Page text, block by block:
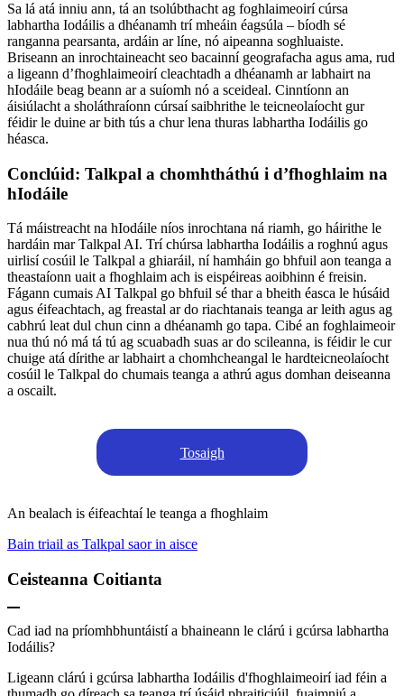
Sa lá atá inniu ann, tá an tsolúbthacht ag foghlaimeoirí cúrsa
labhartha Iodáilis a dhéanamh trí mheáin éagsúla – bíodh sé
ranganna pearsanta, ardáin ar líne, nó aipeanna soghluaiste.
Briseann an inrochtaineacht seo bacainní geografacha agus ama, rud
a ligeann d’fhoghlaimeoirí cleachtadh a dhéanamh ar labhairt na
hIodáile beag beann ar a suíomh nó a sceideal. Cinntíonn an
áisiúlacht a sholáthraíonn cúrsaí saibhrithe le teicneolaíocht gur
féidir le duine ar bith tús a chur lena thuras labhartha Iodáilis go
héasca.
Conclúid: Talkpal a chomhtháthú i d’fhoghlaim na
hIodáile
Tá máistreacht na hIodáile níos inrochtana ná riamh, go háirithe le
hardáin mar Talkpal AI. Trí chúrsa labhartha Iodáilis a roghnú agus
uirlisí cosúil le Talkpal a ghiaráil, ní hamháin go bhfuil aon teanga a
theastaíonn uait a fhoghlaim ach is eispéireas aoibhinn é freisin.
Fágann cumais AI Talkpal go bhfuil sé thar a bheith éasca le húsáid
agus éifeachtach, ag freastal ar do riachtanais teanga ar leith agus ag
cabhrú leat dul chun cinn a dhéanamh go tapa. Cibé an foghlaimeoir
nua thú nó má tá tú ag scuabadh suas ar do scileanna, is féidir le cur
chuige atá dírithe ar labhairt a chomhcheangal le hardteicneolaíocht
cosúil le Talkpal do chumais teanga a athrú agus domhan deiseanna
a oscailt.
Tosaigh
An bealach is éifeachtaí le teanga a fhoghlaim
Bain triail as Talkpal saor in aisce
Ceisteanna Coitianta
Cad iad na príomhbhuntáistí a bhaineann le clárú i gcúrsa labhartha
Iodáilis?
Ligeann clárú i gcúrsa labhartha Iodáilis d'fhoghlaimeoirí iad féin a